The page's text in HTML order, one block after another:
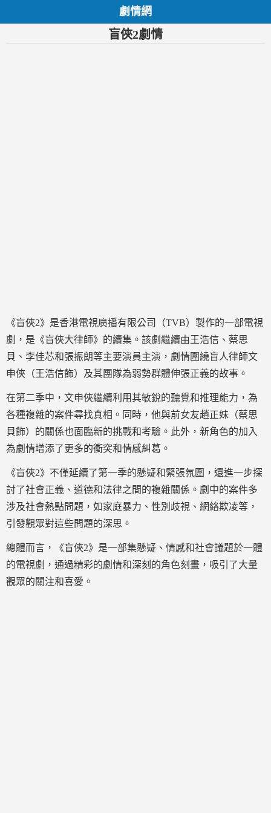
劇情網
盲俠2劇情
《盲俠2》是香港電視廣播有限公司（TVB）製作的一部電視
劇，是《盲俠大律師》的續集。該劇繼續由王浩信、蔡思
貝、李佳芯和張振朗等主要演員主演，劇情圍繞盲人律師文
申俠（王浩信飾）及其團隊為弱勢群體伸張正義的故事。
在第二季中，文申俠繼續利用其敏銳的聽覺和推理能力，為
各種複雜的案件尋找真相。同時，他與前女友趙正妹（蔡思
貝飾）的關係也面臨新的挑戰和考驗。此外，新角色的加入
為劇情增添了更多的衝突和情感糾葛。
《盲俠2》不僅延續了第一季的懸疑和緊張氛圍，還進一步探
討了社會正義、道德和法律之間的複雜關係。劇中的案件多
涉及社會熱點問題，如家庭暴力、性別歧視、網絡欺凌等，
引發觀眾對這些問題的深思。
總體而言，《盲俠2》是一部集懸疑、情感和社會議題於一體
的電視劇，通過精彩的劇情和深刻的角色刻畫，吸引了大量
觀眾的關注和喜愛。